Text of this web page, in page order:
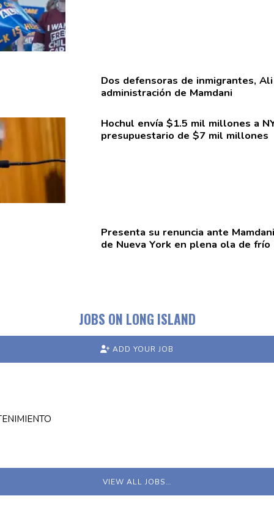
Dos defensoras de inmigrantes,
administración de Mamdani
Hochul envía $1.5 mil millones a
presupuestario de $7 mil millones
Presenta su renuncia ante
de Nueva York en plena ola de
JOBS ON LONG ISLAND
ADD YOUR JOB
VIEW ALL JOBS…